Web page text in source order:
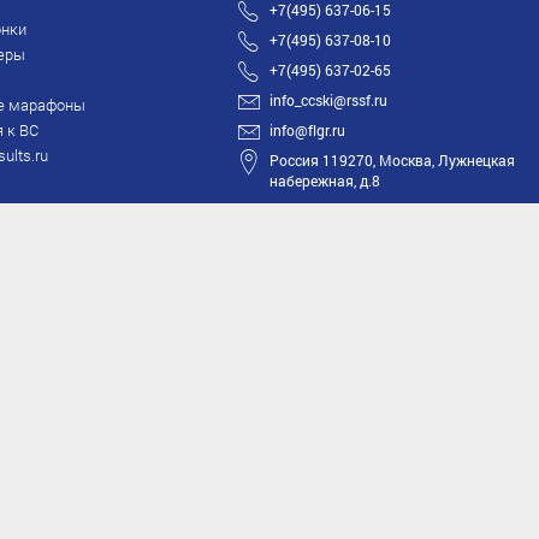
марафоны
к ВС
+7(495) 637-06-15
+7(495) 637-08-10
+7(495) 637-02-65
info_ccski@rssf.ru
info@flgr.ru
Россия 119270, Москва, Лужнецкая
набережная, д.8